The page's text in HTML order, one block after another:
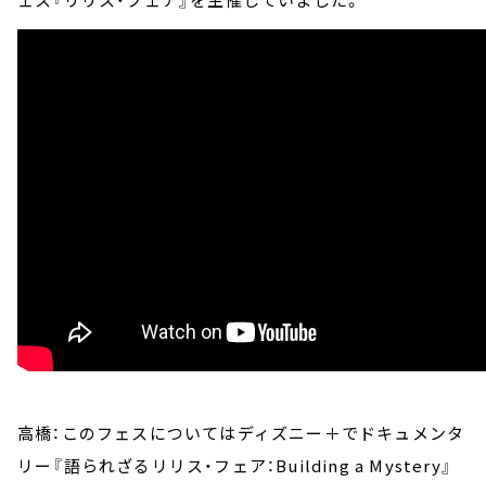
高橋：このフェスについてはディズニー＋でドキュメンタ
リー『語られざるリリス・フェア：Building a Mystery』